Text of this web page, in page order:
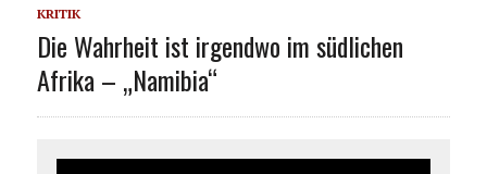
KRITIK
Die Wahrheit ist irgendwo im südlichen
Afrika – „Namibia“